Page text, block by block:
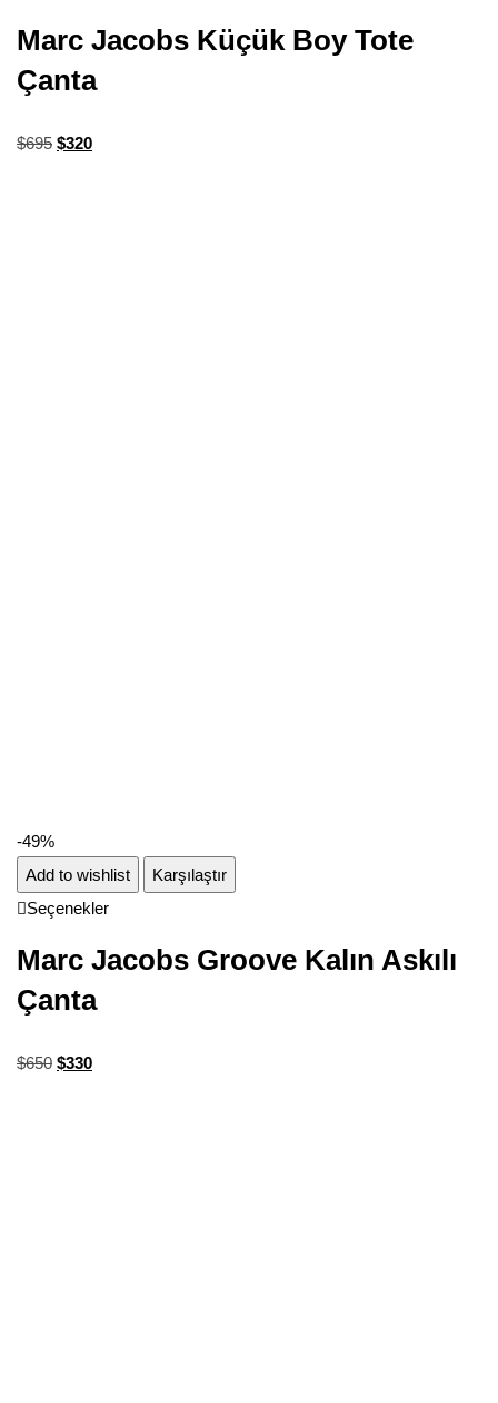
Marc Jacobs Küçük Boy Tote
Çanta
$695 $320
-49%
Add to wishlist
Karşılaştır
Seçenekler
Marc Jacobs Groove Kalın Askılı
Çanta
$650 $330